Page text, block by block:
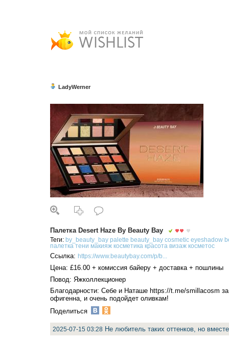
LadyWerner
Палетка Desert Haze By Beauty Bay
Теги: by_beauty_bay palette beauty_bay cosmetic eyeshadow
палетка тени макияж косметика красота визаж косметос
Ссылка: https://www.beautybay.com/p/b...
Цена: £16.00 + комиссия байеру + доставка + пошлины
Повод: Яжколлекционер
Благодарности: Себе и Наташе https://t.me/smillacosm
офигенна, и очень подойдет оливкам!
Поделиться
2025-07-15 03:28 Не любитель таких оттенков, но